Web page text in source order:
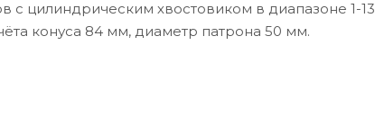
с цилиндрическим хвостовиком в диапазоне 1-13
конуса 84 мм, диаметр патрона 50 мм.